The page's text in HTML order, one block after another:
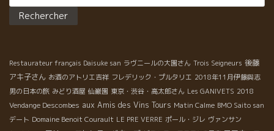
Restaurateur français Daisuke san ラヴニールの大園さん Trois Seigneurs 後藤
アキ子さん お酒のアトリエ吉祥 フレデリック・プルタリエ 2018年11月伊藤與志
男の日本の旅 みどり酒屋 仙巌園 東京・渋谷・高太郎さん Les GANIVETS 2018
Vendange Descombes aux Amis des Vins Tours Matin Calme BMO Saito san
デート Domaine Benoit Courault LE PRE VERRE ポール・ジレ ヴァンサン